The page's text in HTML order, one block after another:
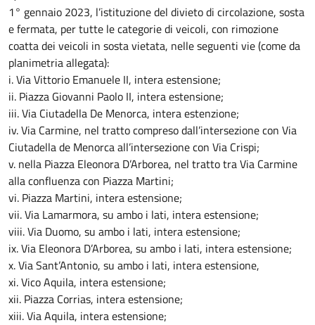
1° gennaio 2023, l’istituzione del divieto di circolazione, sosta
e fermata, per tutte le categorie di veicoli, con rimozione
coatta dei veicoli in sosta vietata, nelle seguenti vie (come da
planimetria allegata):
i. Via Vittorio Emanuele II, intera estensione;
ii. Piazza Giovanni Paolo II, intera estensione;
iii. Via Ciutadella De Menorca, intera estenzione;
iv. Via Carmine, nel tratto compreso dall’intersezione con Via
Ciutadella de Menorca all’intersezione con Via Crispi;
v. nella Piazza Eleonora D’Arborea, nel tratto tra Via Carmine
alla confluenza con Piazza Martini;
vi. Piazza Martini, intera estensione;
vii. Via Lamarmora, su ambo i lati, intera estensione;
viii. Via Duomo, su ambo i lati, intera estensione;
ix. Via Eleonora D’Arborea, su ambo i lati, intera estensione;
x. Via Sant’Antonio, su ambo i lati, intera estensione,
xi. Vico Aquila, intera estensione;
xii. Piazza Corrias, intera estensione;
xiii. Via Aquila, intera estensione;